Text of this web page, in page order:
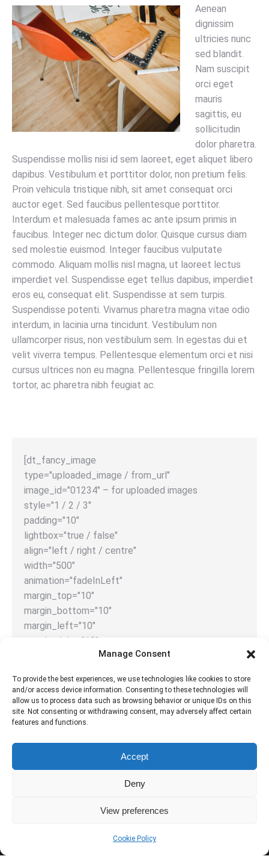
Manage Consent
To provide the best experiences, we use technologies like cookies to store
and/or access device information. Consenting to these technologies will
allow us to process data such as browsing behavior or unique IDs on this
site. Not consenting or withdrawing consent, may adversely affect certain
features and functions.
Accept
Deny
View preferences
Cookie Policy
Aenean
dignissim
ultricies nunc
sed blandit.
Nam suscipit
orci eget
mauris
sagittis, eu
sollicitudin
dolor pharetra.
Suspendisse mollis nisi id sem laoreet, eget aliquet libero
dapibus. Vestibulum et porttitor dolor, non pretium felis.
Proin vehicula tristique nibh, sit amet consequat orci
auctor eget. Sed faucibus pellentesque porttitor.
Interdum et malesuada fames ac ante ipsum primis in
faucibus. Integer nec dictum dolor. Quisque cursus diam
sed molestie euismod. Integer faucibus vulputate
commodo. Aliquam mollis nisl magna, ut laoreet lectus
imperdiet vel. Suspendisse eget tellus dapibus, imperdiet
eros eu, consequat elit. Suspendisse at sem turpis.
Suspendisse potenti. Vivamus pharetra magna vitae odio
interdum, in lacinia urna tincidunt. Vestibulum non
ullamcorper risus, non vestibulum sem. In egestas dui et
velit viverra tempus. Pellentesque elementum orci et nisi
cursus ultrices non eu magna. Pellentesque fringilla lorem
tortor, ac pharetra nibh feugiat ac.
[dt_fancy_image
type="uploaded_image / from_url"
image_id="01234" – for uploaded images
style="1 / 2 / 3"
padding="10"
lightbox="true / false"
align="left / right / centre"
width="500"
animation="fadeInLeft"
margin_top="10"
margin_bottom="10"
margin_left="10"
margin_right="10"
media="" – YouTube or Vimeo link here for images
hd_image="" – for images from url
image=""]